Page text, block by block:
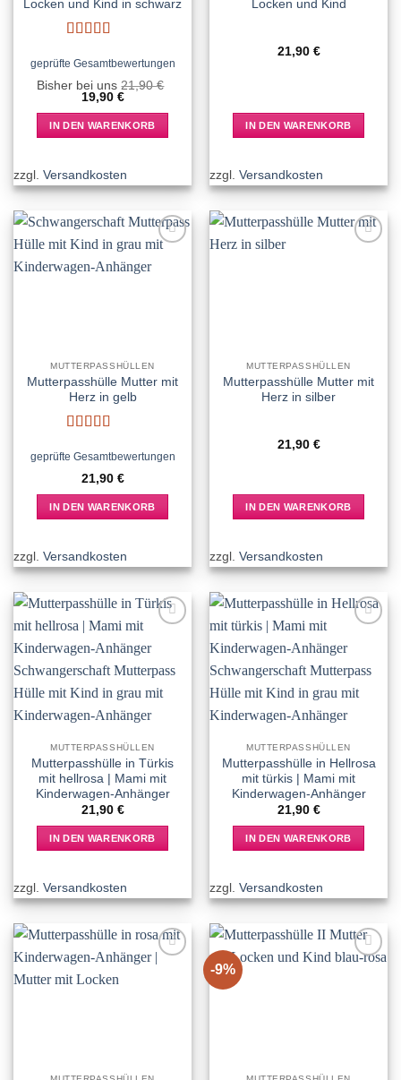
Locken und Kind in schwarz
mit5von 5
geprüfte Gesamtbewertungen
Bisher bei uns 21,90€
Ursprünglicher
war:
21,90 €
19,90 €Aktueller
ist:
19,90 €.
IN DEN WARENKORB
zzgl. Versandkosten
Locken und Kind
21,90 €
IN DEN WARENKORB
zzgl. Versandkosten
wishlist
MUTTERPASSHÜLLEN
Mutterpasshülle Mutter mit
Herz in gelb
mit5von 5
geprüfte Gesamtbewertungen
21,90 €
IN DEN WARENKORB
zzgl. Versandkosten
MUTTERPASSHÜLLEN
Mutterpasshülle Mutter mit
Herz in silber
21,90 €
IN DEN WARENKORB
zzgl. Versandkosten
wishlist
MUTTERPASSHÜLLEN
Mutterpasshülle in Türkis
mit hellrosa | Mami mit
Kinderwagen-Anhänger
21,90 €
IN DEN WARENKORB
zzgl. Versandkosten
wishlist
MUTTERPASSHÜLLEN
Mutterpasshülle in Hellrosa
mit türkis | Mami mit
Kinderwagen-Anhänger
21,90 €
IN DEN WARENKORB
zzgl. Versandkosten
-9%